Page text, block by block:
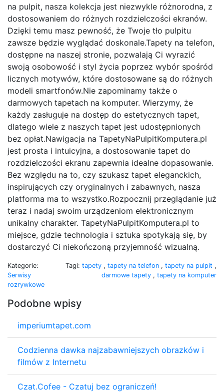
na pulpit, nasza kolekcja jest niezwykle różnorodna, z
dostosowaniem do różnych rozdzielczości ekranów.
Dzięki temu masz pewność, że Twoje tło pulpitu
zawsze będzie wyglądać doskonale.Tapety na telefon,
dostępne na naszej stronie, pozwalają Ci wyrazić
swoją osobowość i styl życia poprzez wybór spośród
licznych motywów, które dostosowane są do różnych
modeli smartfonów.Nie zapominamy także o
darmowych tapetach na komputer. Wierzymy, że
każdy zasługuje na dostęp do estetycznych tapet,
dlatego wiele z naszych tapet jest udostępnionych
bez opłat.Nawigacja na TapetyNaPulpitKomputera.pl
jest prosta i intuicyjna, a dostosowanie tapet do
rozdzielczości ekranu zapewnia idealne dopasowanie.
Bez względu na to, czy szukasz tapet eleganckich,
inspirujących czy oryginalnych i zabawnych, nasza
platforma ma to wszystko.Rozpocznij przeglądanie już
teraz i nadaj swoim urządzeniom elektronicznym
unikalny charakter. TapetyNaPulpitKomputera.pl to
miejsce, gdzie technologia i sztuka spotykają się, by
dostarczyć Ci niekończoną przyjemność wizualną.
Kategorie:
Serwisy
rozrywkowe
Tagi: tapety , tapety na telefon , tapety na pulpit ,
darmowe tapety , tapety na komputer
Podobne wpisy
imperiumtapet.com
Codzienna dawka najzabawniejszych obrazków i
filmów z Internetu
Czat.Cofee - Czatuj bez ograniczeń!